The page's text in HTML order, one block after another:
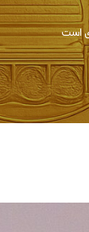
است